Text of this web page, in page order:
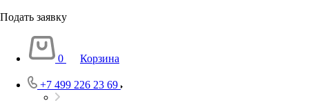
Подать заявку
0 Корзина
+7 499 226 23 69